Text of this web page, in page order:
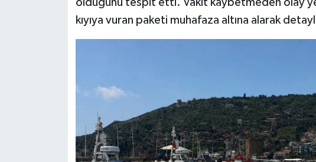
kıyıya vuran paketi muhafaza altına alarak